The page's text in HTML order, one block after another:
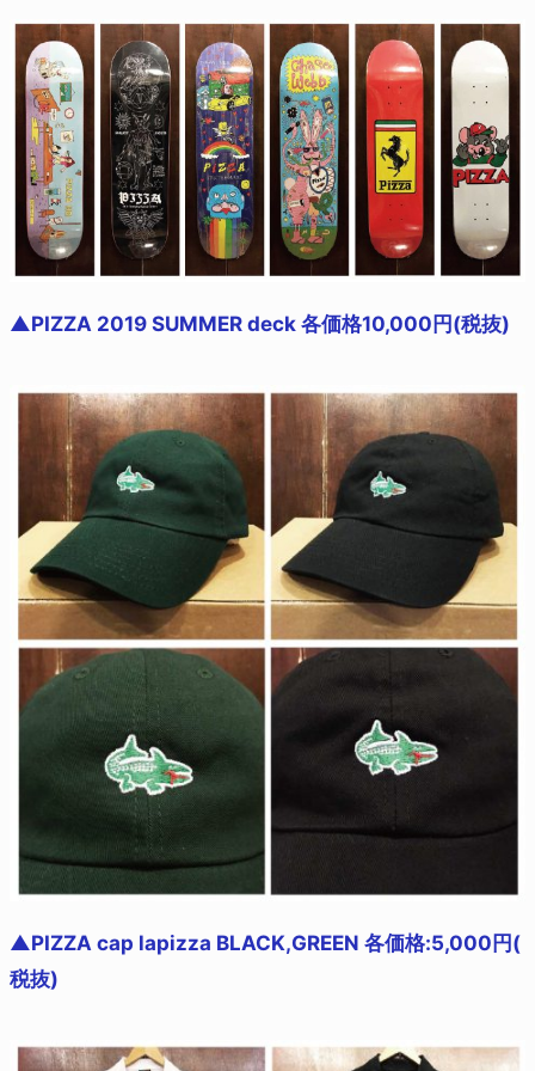
▲PIZZA 2019 SUMMER deck 各価格10,000円(税抜)
▲PIZZA cap lapizza BLACK,GREEN 各価格:5,000円(
税抜)